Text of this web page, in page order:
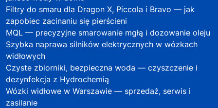
Filtry do smaru dla Dragon X, Piccola i Bravo — jak
zapobiec zacinaniu się pierścieni
MQL — precyzyjne smarowanie mgłą i dozowanie oleju
Szybka naprawa silników elektrycznych w wózkach
widłowych
Czyste zbiorniki, bezpieczna woda — czyszczenie i
dezynfekcja z Hydrochemią
Wózki widłowe w Warszawie — sprzedaż, serwis i
zasilanie